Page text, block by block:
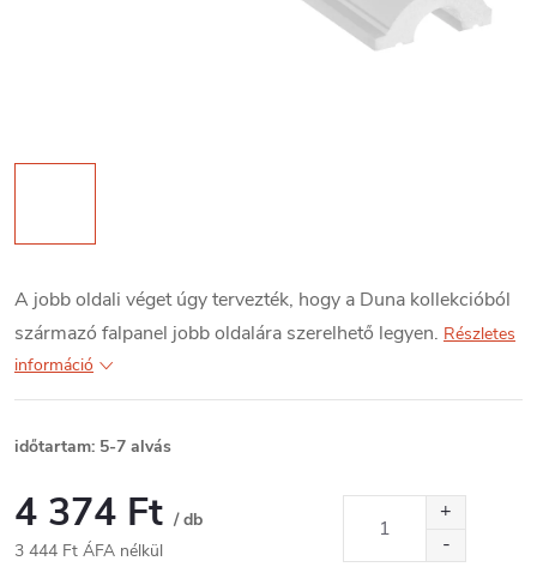
A jobb oldali véget úgy tervezték, hogy a Duna kollekcióból
származó falpanel jobb oldalára szerelhető legyen. Részletes
információ
időtartam: 5-7 alvás
4 374 Ft / db
3 444 Ft ÁFA nélkül